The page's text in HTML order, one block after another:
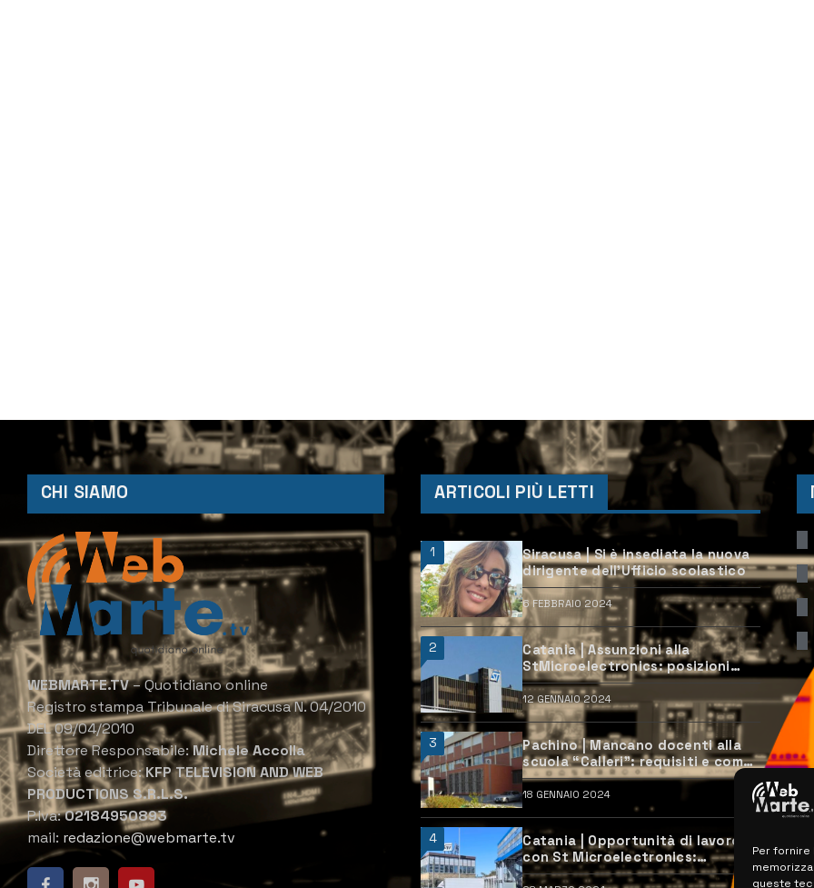
Per
queste
CHI SIAMO
WEBMARTE.TV– Quotidiano online
Registro stampa Tribunale di Siracusa N. 04/2010
DEL 09/04/2010
Direttore Responsabile:Michele Accolla
Società editrice:KFP TELEVISION AND WEB
PRODUCTIONS S.R.L.S.
P.Iva:02184950893
mail: redazione@webmarte.tv
ARTICOLI PIÙ LETTI
1
Siracusa | Si è insediata la nuova
dirigente dell’Ufficio scolastico
6 FEBBRAIO 2024
2
Catania | Assunzioni alla
StMicroelectronics: posizioni
aperte e come candidarsi
12 GENNAIO 2024
3
Pachino | Mancano docenti alla
scuola “Calleri”: requisiti e come
candidarsi
18 GENNAIO 2024
4
Catania | Opportunità di lavoro
con St Microelectronics:
centinaia di assunzioni previste